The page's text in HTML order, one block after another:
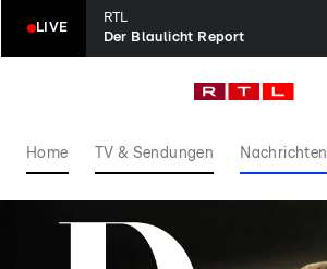
LIVE
RTL
Der Blaulicht Report
Home TV & Sendungen Nachrichten